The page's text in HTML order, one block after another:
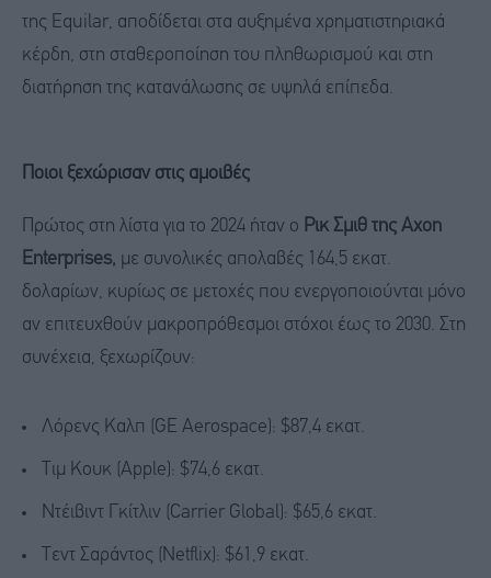
της Equilar, αποδίδεται στα αυξημένα χρηματιστηριακά
κέρδη, στη σταθεροποίηση του πληθωρισμού και στη
διατήρηση της κατανάλωσης σε υψηλά επίπεδα.
Ποιοι ξεχώρισαν στις αμοιβές
Πρώτος στη λίστα για το 2024 ήταν ο Ρικ Σμιθ της Axon
Enterprises, με συνολικές απολαβές 164,5 εκατ.
δολαρίων, κυρίως σε μετοχές που ενεργοποιούνται μόνο
αν επιτευχθούν μακροπρόθεσμοι στόχοι έως το 2030. Στη
συνέχεια, ξεχωρίζουν:
Λόρενς Καλπ (GE Aerospace): $87,4 εκατ.
Τιμ Κουκ (Apple): $74,6 εκατ.
Ντέιβιντ Γκίτλιν (Carrier Global): $65,6 εκατ.
Τεντ Σαράντος (Netflix): $61,9 εκατ.